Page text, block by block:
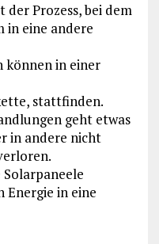
Prozess, bei dem
in eine andere
können in einer
stattfinden.
geht etwas
in andere nicht
Energie in eine